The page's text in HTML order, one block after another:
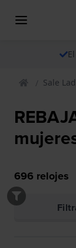
Sale
696 relojes